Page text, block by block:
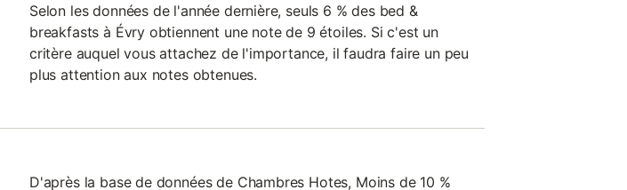
Selon les données de l'année dernière, seuls 6 % des bed &
breakfasts à Évry obtiennent une note de 9 étoiles. Si c'est un
critère auquel vous attachez de l'importance, il faudra faire un peu
plus attention aux notes obtenues.
D'après la base de données de Chambres Hotes, Moins de 10 %